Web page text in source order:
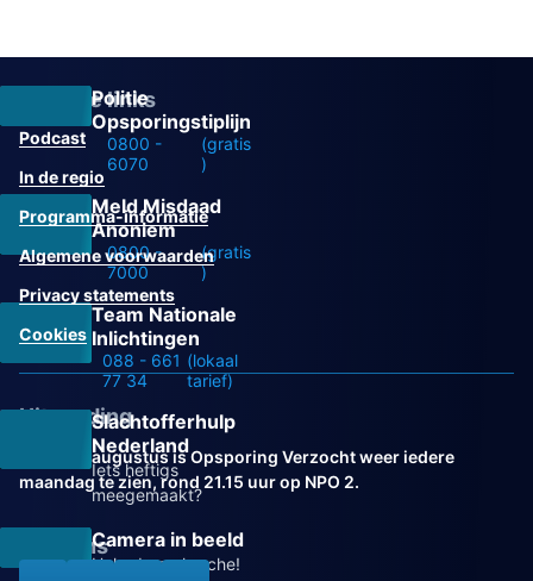
Politie
Opsporingstiplijn
0800 -
6070
(gratis
)
Meld Misdaad
Anoniem
0800 -
7000
(gratis
)
Team Nationale
Inlichtingen
088 - 661
77 34
(lokaal
tarief)
Slachtofferhulp
Nederland
Iets heftigs
meegemaakt?
Camera in beeld
Help de recherche!
Overige links
Podcast
In de regio
Programma-informatie
Algemene voorwaarden
Privacy statements
Cookies
Uitzending
Vanaf 31 augustus is Opsporing Verzocht weer iedere
maandag te zien, rond 21.15 uur op NPO 2.
Volg ons